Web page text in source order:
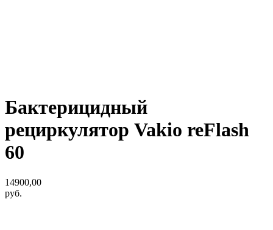
Бактерицидный
рециркулятор Vakio reFlash
60
14900,00
руб.